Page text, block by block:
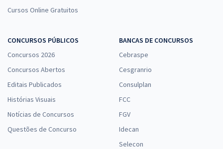
Cursos Online Gratuitos
CONCURSOS PÚBLICOS
Concursos 2026
Concursos Abertos
Editais Publicados
Histórias Visuais
Notícias de Concursos
Questões de Concurso
BANCAS DE CONCURSOS
Cebraspe
Cesgranrio
Consulplan
FCC
FGV
Idecan
Selecon